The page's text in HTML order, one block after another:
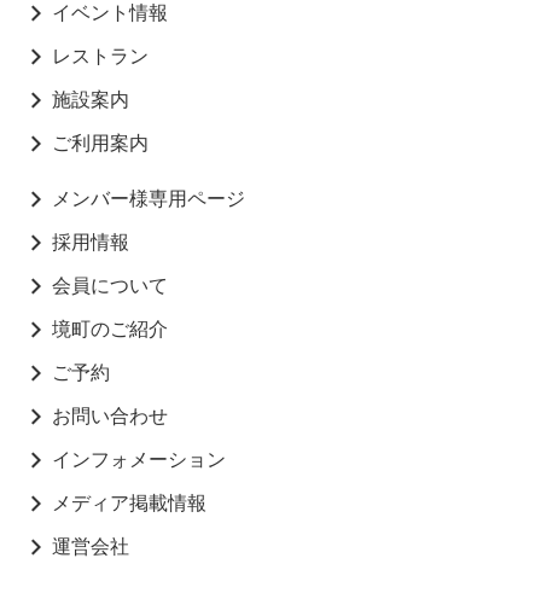
イベント情報
レストラン
施設案内
ご利用案内
メンバー様専用ページ
採用情報
会員について
境町のご紹介
ご予約
お問い合わせ
インフォメーション
メディア掲載情報
運営会社